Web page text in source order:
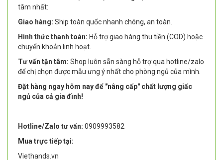
tâm nhất:
Giao hàng: Ship toàn quốc nhanh chóng, an toàn.
Hình thức thanh toán: Hỗ trợ giao hàng thu tiền (COD) hoặc
chuyển khoản linh hoạt.
Tư vấn tận tâm: Shop luôn sẵn sàng hỗ trợ qua hotline/zalo
để chị chọn được mẫu ưng ý nhất cho phòng ngủ của mình.
Đặt hàng ngay hôm nay để "nâng cấp" chất lượng giấc
ngủ của cả gia đình!
Hotline/Zalo tư vấn: 0909993582
Mua trực tiếp tại:
Viethands.vn